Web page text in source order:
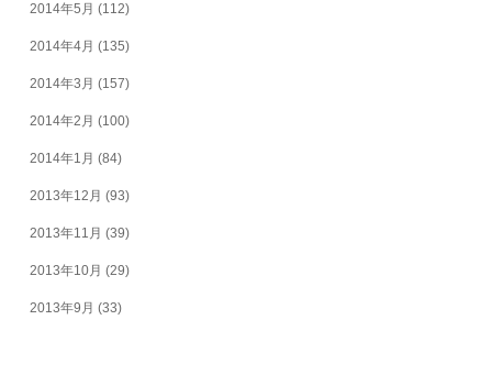
2014年5月 (112)
2014年4月 (135)
2014年3月 (157)
2014年2月 (100)
2014年1月 (84)
2013年12月 (93)
2013年11月 (39)
2013年10月 (29)
2013年9月 (33)